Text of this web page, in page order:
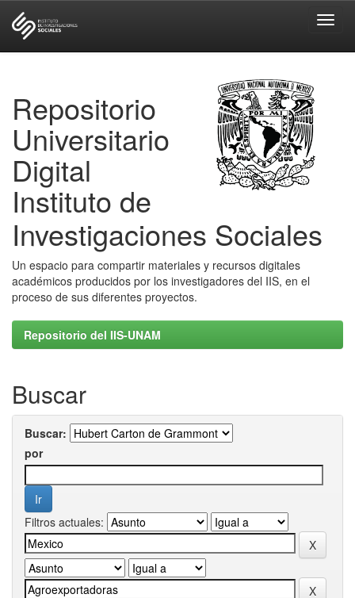
Repositorio
Universitario
Digital
Instituto de
Investigaciones Sociales
Un espacio para compartir materiales y recursos digitales
académicos producidos por los investigadores del IIS, en el
proceso de sus diferentes proyectos.
Repositorio del IIS-UNAM
Buscar
Buscar:
por
Filtros actuales: